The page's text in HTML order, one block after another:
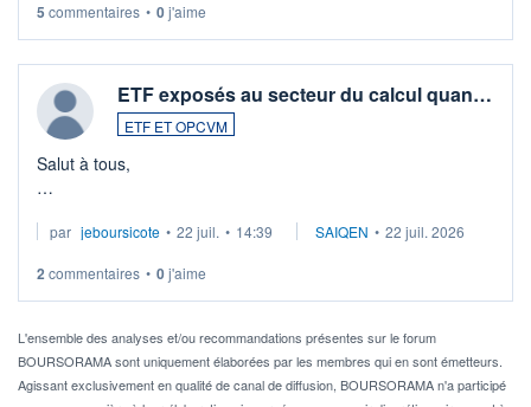
5 commentaires • 0j'aime
ETF exposés au secteur du calcul quan…
ETF ET OPCVM
Salut à tous,
via un ETF plutôt que des actions individuelles.
Idéalement, je voudrais qu'il soit éligible au PEA.
Pour l' ...
par jeboursicote • 22 juil. • 14:39 SAIQEN • 22 juil. 2026
2 commentaires • 0j'aime
L'ensemble des analyses et/ou recommandations présentes sur le forum
BOURSORAMA sont uniquement élaborées par les membres qui en sont émetteurs.
Agissant exclusivement en qualité de canal de diffusion, BOURSORAMA n'a participé